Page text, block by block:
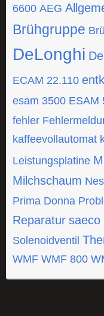
6600 AEG
Brühgruppe
DeLonghi
ECAM 22.110
esam 3500 ESAM
fehler
kaffeevollautomat
Leistungsplatine
Milchschaum
Prima Donna
Reparatur saeco
Solenoidventil
WMF WMF 800